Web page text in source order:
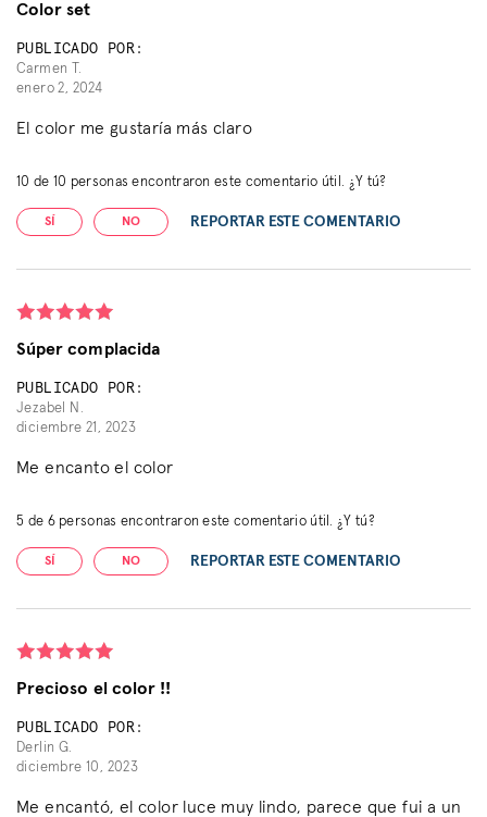
Color set
PUBLICADO POR:
Carmen T.
enero 2, 2024
El color me gustaría más claro
10 de 10 personas encontraron este comentario útil. ¿Y tú?
SÍ NO REPORTAR ESTE COMENTARIO
Súper complacida
PUBLICADO POR:
Jezabel N.
diciembre 21, 2023
Me encanto el color
5 de 6personas encontraron este comentario útil. ¿Y tú?
SÍ NO REPORTAR ESTE COMENTARIO
Precioso el color !!
PUBLICADO POR:
Derlin G.
diciembre 10, 2023
Me encantó, el color luce muy lindo, parece que fui a un